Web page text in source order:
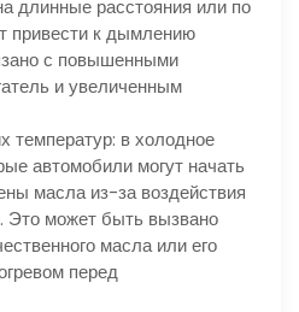
длинные расстояния или по
привести к дымлению
с повышенными
и увеличенным
температур: в холодное
автомобили могут начать
масла из-за воздействия
Это может быть вызвано
масла или его
перед